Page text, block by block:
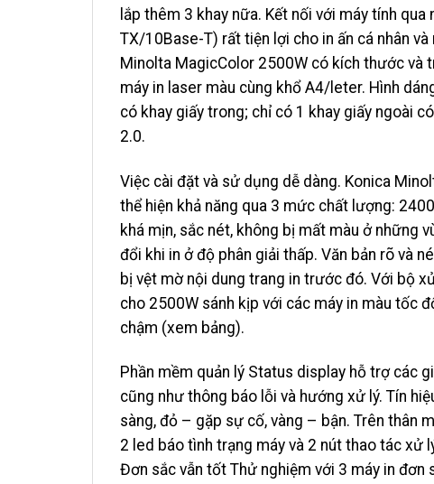
lắp thêm 3 khay nữa. Kết nối với máy tính
TX/10Base-T) rất tiện lợi cho in ấn cá nhân
Minolta MagicColor 2500W có kích thước
máy in laser màu cùng khổ A4/leter. Hình
có khay giấy trong; chỉ có 1 khay giấy ngoài
2.0.
Việc cài đặt và sử dụng dễ dàng. Konica
thể hiện khả năng qua 3 mức chất lượng:
khá mịn, sắc nét, không bị mất màu ở những
đổi khi in ở độ phân giải thấp. Văn bản rõ và
bị vệt mờ nội dung trang in trước đó. Với bộ
cho 2500W sánh kịp với các máy in màu tốc
chậm (xem bảng).
Phần mềm quản lý Status display hỗ trợ các
cũng như thông báo lỗi và hướng xử lý. Tín
sàng, đỏ – gặp sự cố, vàng – bận. Trên thân
2 led báo tình trạng máy và 2 nút thao tác xử
Đơn sắc vẫn tốt Thử nghiệm với 3 máy in